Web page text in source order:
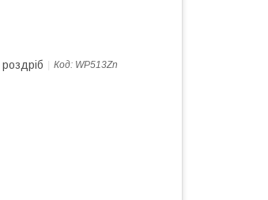
Код: WP513Zn